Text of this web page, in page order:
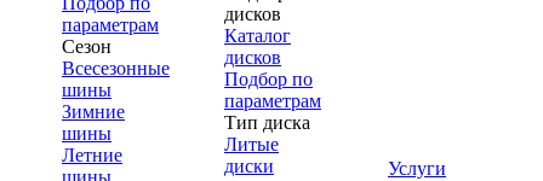
параметрам
Сезон
Всесезонные
шины
Зимние
шины
Летние
шины
дисков
Каталог
дисков
Подбор по
параметрам
Тип диска
Литые
диски
Услуги